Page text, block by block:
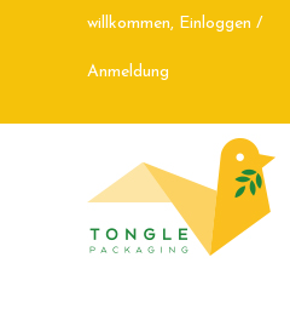
willkommen, Einloggen /
Anmeldung